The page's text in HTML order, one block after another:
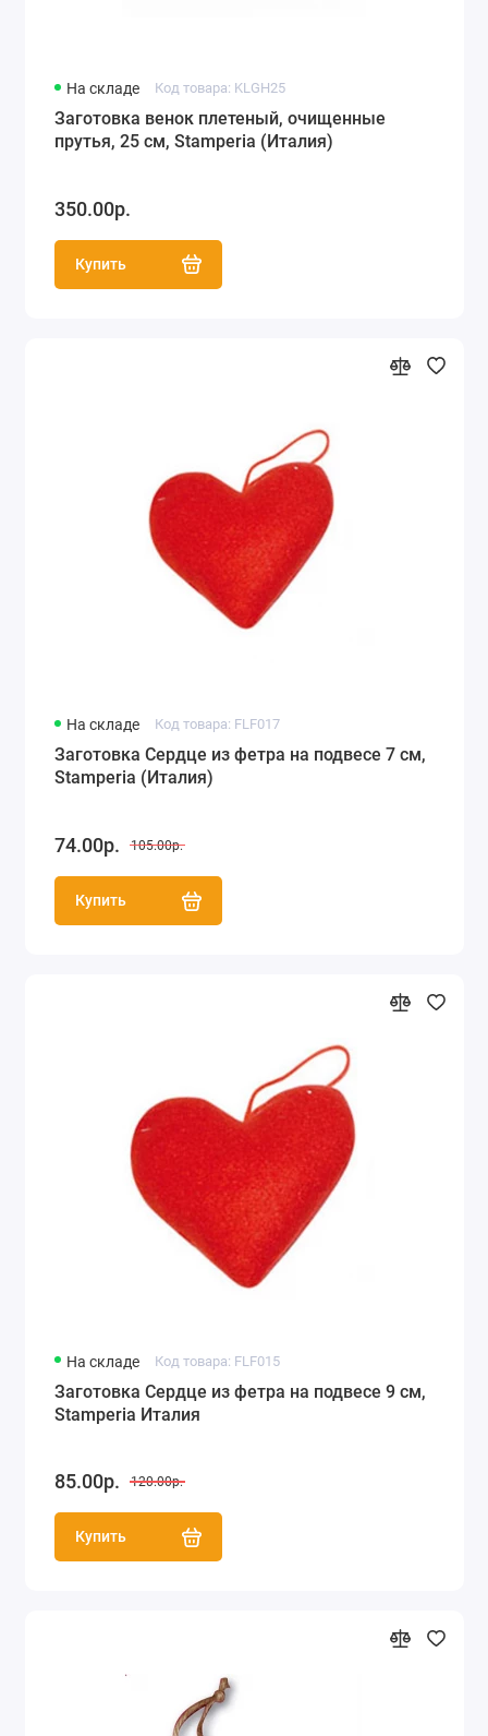
На складе Код товара: KLGH25
Заготовка венок плетеный, очищенные
прутья, 25 см, Stamperia (Италия)
350.00р.
Купить
На складе Код товара: FLF017
Заготовка Сердце из фетра на подвесе 7 см,
Stamperia (Италия)
74.00р. 105.00р.
Купить
На складе Код товара: FLF015
Заготовка Сердце из фетра на подвесе 9 см,
Stamperia Италия
85.00р. 120.00р.
Купить